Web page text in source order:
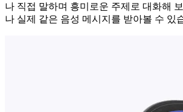
나 직접 말하며 흥미로운 주제로 대화해
나 실제 같은 음성 메시지를 받아볼 수 있